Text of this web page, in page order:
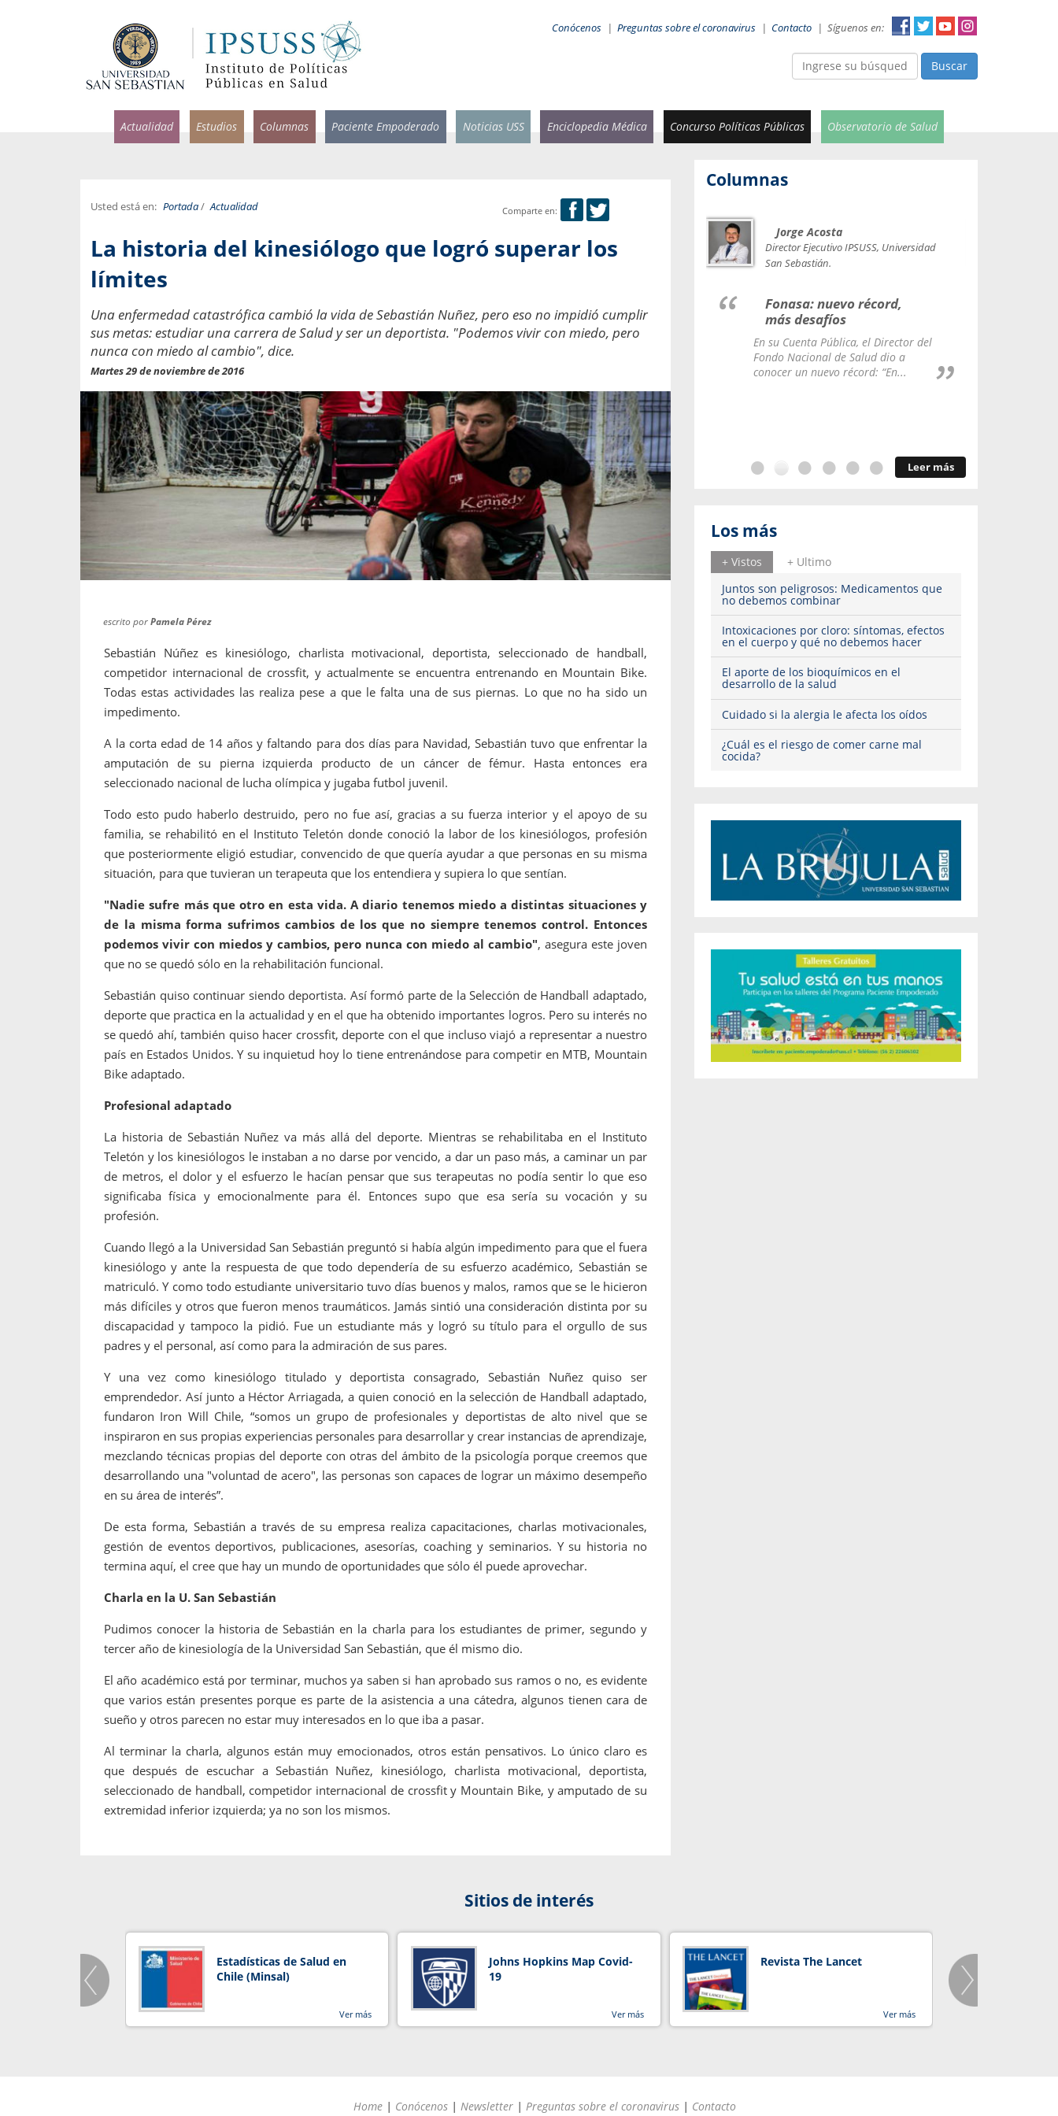
Conócenos | Preguntas sobre el coronavirus | Contacto | Síguenos en:
Buscar
Actualidad Estudios Columnas Paciente Empoderado Noticias USS Enciclopedia Médica Concurso Políticas Públicas Observatorio de Salud
Comparte en:
Usted está en: Portada/ Actualidad
La historia del kinesiólogo que logró superar los
límites
Una enfermedad catastrófica cambió la vida de Sebastián Nuñez, pero eso no impidió cumplir
sus metas: estudiar una carrera de Salud y ser un deportista. "Podemos vivir con miedo, pero
nunca con miedo al cambio", dice.
Martes 29 de noviembre de 2016
escrito porPamela Pérez
Sebastián Núñez es kinesiólogo, charlista motivacional, deportista, seleccionado de handball,
competidor internacional de crossfit, y actualmente se encuentra entrenando en Mountain Bike.
Todas estas actividades las realiza pese a que le falta una de sus piernas. Lo que no ha sido un
impedimento.
A la corta edad de 14 años y faltando para dos días para Navidad, Sebastián tuvo que enfrentar la
amputación de su pierna izquierda producto de un cáncer de fémur. Hasta entonces era
seleccionado nacional de lucha olímpica y jugaba futbol juvenil.
Todo esto pudo haberlo destruido, pero no fue así, gracias a su fuerza interior y el apoyo de su
familia, se rehabilitó en el Instituto Teletón donde conoció la labor de los kinesiólogos, profesión
que posteriormente eligió estudiar, convencido de que quería ayudar a que personas en su misma
situación, para que tuvieran un terapeuta que los entendiera y supiera lo que sentían.
"Nadie sufre más que otro en esta vida. A diario tenemos miedo a distintas situaciones y
de la misma forma sufrimos cambios de los que no siempre tenemos control. Entonces
podemos vivir con miedos y cambios, pero nunca con miedo al cambio", asegura este joven
que no se quedó sólo en la rehabilitación funcional.
Sebastián quiso continuar siendo deportista. Así formó parte de la Selección de Handball adaptado,
deporte que practica en la actualidad y en el que ha obtenido importantes logros. Pero su interés no
se quedó ahí, también quiso hacer crossfit, deporte con el que incluso viajó a representar a nuestro
país en Estados Unidos. Y su inquietud hoy lo tiene entrenándose para competir en MTB, Mountain
Bike adaptado.
Profesional adaptado
La historia de Sebastián Nuñez va más allá del deporte. Mientras se rehabilitaba en el Instituto
Teletón y los kinesiólogos le instaban a no darse por vencido, a dar un paso más, a caminar un par
de metros, el dolor y el esfuerzo le hacían pensar que sus terapeutas no podía sentir lo que eso
significaba física y emocionalmente para él. Entonces supo que esa sería su vocación y su
profesión.
Cuando llegó a la Universidad San Sebastián preguntó si había algún impedimento para que el fuera
kinesiólogo y ante la respuesta de que todo dependería de su esfuerzo académico, Sebastián se
matriculó. Y como todo estudiante universitario tuvo días buenos y malos, ramos que se le hicieron
más difíciles y otros que fueron menos traumáticos. Jamás sintió una consideración distinta por su
discapacidad y tampoco la pidió. Fue un estudiante más y logró su título para el orgullo de sus
padres y el personal, así como para la admiración de sus pares.
Y una vez como kinesiólogo titulado y deportista consagrado, Sebastián Nuñez quiso ser
emprendedor. Así junto a Héctor Arriagada, a quien conoció en la selección de Handball adaptado,
fundaron Iron Will Chile, “somos un grupo de profesionales y deportistas de alto nivel que se
inspiraron en sus propias experiencias personales para desarrollar y crear instancias de aprendizaje,
mezclando técnicas propias del deporte con otras del ámbito de la psicología porque creemos que
desarrollando una "voluntad de acero", las personas son capaces de lograr un máximo desempeño
en su área de interés”.
De esta forma, Sebastián a través de su empresa realiza capacitaciones, charlas motivacionales,
gestión de eventos deportivos, publicaciones, asesorías, coaching y seminarios. Y su historia no
termina aquí, el cree que hay un mundo de oportunidades que sólo él puede aprovechar.
Charla en la U. San Sebastián
Pudimos conocer la historia de Sebastián en la charla para los estudiantes de primer, segundo y
tercer año de kinesiología de la Universidad San Sebastián, que él mismo dio.
El año académico está por terminar, muchos ya saben si han aprobado sus ramos o no, es evidente
que varios están presentes porque es parte de la asistencia a una cátedra, algunos tienen cara de
sueño y otros parecen no estar muy interesados en lo que iba a pasar.
Al terminar la charla, algunos están muy emocionados, otros están pensativos. Lo único claro es
que después de escuchar a Sebastián Nuñez, kinesiólogo, charlista motivacional, deportista,
seleccionado de handball, competidor internacional de crossfit y Mountain Bike, y amputado de su
extremidad inferior izquierda; ya no son los mismos.
Columnas
por incapacidad
entregados por la
sobre viajes al extranjero
Infectólogo y profesor asistente de
Medicina, Universidad San Sebastián
Usamos la palabra pandemia cuando
una enfermedad contagiosa se
propaga a un gran número de...
Decana facultad de Odontología,
Universidad San Sebastián.
salud bucal?
En Chile, nadie muere de caries ni de
Jorge Acosta
Director Ejecutivo IPSUSS, Universidad
San Sebastián.
Fonasa: nuevo récord,
más desafíos
En su Cuenta Pública, el Director del
Fondo Nacional de Salud dio a
conocer un nuevo récord: “En...
Leer más
Los más
+ Vistos
+ Ultimo
Juntos son peligrosos: Medicamentos que
no debemos combinar
Intoxicaciones por cloro: síntomas, efectos
en el cuerpo y qué no debemos hacer
El aporte de los bioquímicos en el
desarrollo de la salud
Cuidado si la alergia le afecta los oídos
¿Cuál es el riesgo de comer carne mal
cocida?
Sitios de interés
Estadísticas de Salud en
Chile (Minsal)
Ver más
Johns Hopkins Map Covid-
19
Ver más
Revista The Lancet
Ver más
Home | Conócenos | Newsletter | Preguntas sobre el coronavirus | Contacto